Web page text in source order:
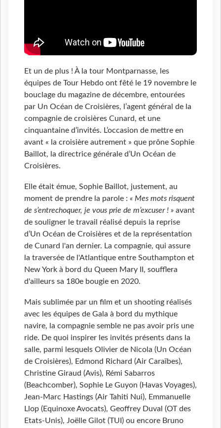
Et un de plus ! À la tour Montparnasse, les
équipes de Tour Hebdo ont fêté le 19 novembre le
bouclage du magazine de décembre, entourées
par Un Océan de Croisières, l’agent général de la
compagnie de croisières Cunard, et une
cinquantaine d’invités. L’occasion de mettre en
avant « la croisière autrement » que prône Sophie
Baillot, la directrice générale d’Un Océan de
Croisières.
Elle était émue, Sophie Baillot, justement, au
moment de prendre la parole : « Mes mots risquent
de s’entrechoquer, je vous prie de m’excuser ! » avant
de souligner le travail réalisé depuis la reprise
d’Un Océan de Croisières et de la représentation
de Cunard l'an dernier. La compagnie, qui assure
la traversée de l'Atlantique entre Southampton et
New York à bord du Queen Mary II, soufflera
d'ailleurs sa 180e bougie en 2020.
Mais sublimée par un film et un shooting réalisés
avec les équipes de Gala à bord du mythique
navire, la compagnie semble ne pas avoir pris une
ride. De quoi inspirer les invités présents dans la
salle, parmi lesquels Olivier de Nicola (Un Océan
de Croisières), Edmond Richard (Air Caraïbes),
Christine Giraud (Avis), Rémi Sabarros
(Beachcomber), Sophie Le Guyon (Havas Voyages),
Jean-Marc Hastings (Air Tahiti Nui), Emmanuelle
Llop (Equinoxe Avocats), Geoffrey Duval (OT des
Etats-Unis), Joëlle Gilot (TUI) ou encore Bruno